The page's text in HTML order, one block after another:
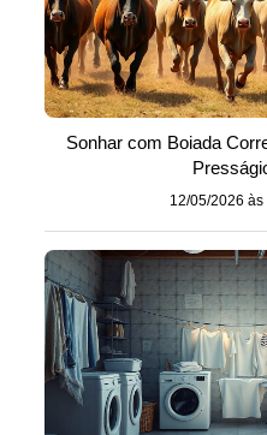
Sonhar com Boiada
12/05/2026 às